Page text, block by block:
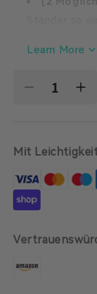
oder legen
mühelos
Learn More
Verringere
INIU
Kabelloses
Ladegerät
Mit